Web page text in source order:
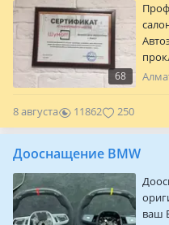
68
8 августа 11862 250
Дооснащение BMW
ваш